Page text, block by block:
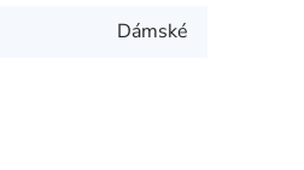
Dámské